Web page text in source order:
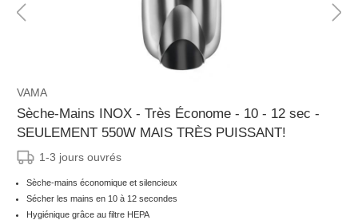
VAMA
Sèche-Mains INOX - Très Économe - 10 - 12 sec -
SEULEMENT 550W MAIS TRÈS PUISSANT!
1-3 jours ouvrés
Sèche-mains économique et silencieux
Sécher les mains en 10 à 12 secondes
Hygiénique grâce au filtre HEPA